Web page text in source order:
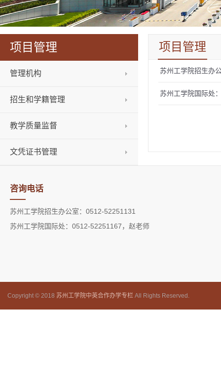
项目管理
管理机构
招生和学籍管理
教学质量监督
文凭证书管理
项目管理
苏州工学院招生办
苏州工学院国际处
咨询电话
苏州工学院招生办公室：0512-52251131
苏州工学院国际处：0512-52251167，赵老师
Copyright © 2018 苏州工学院中英合作办学专栏 All Rights Reserved.